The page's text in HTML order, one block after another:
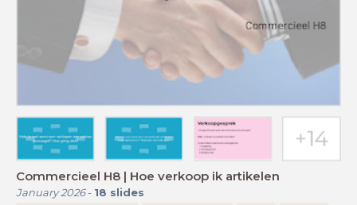
Commercieel H8 | Hoe verkoop ik artikelen
January 2026- 18 slides